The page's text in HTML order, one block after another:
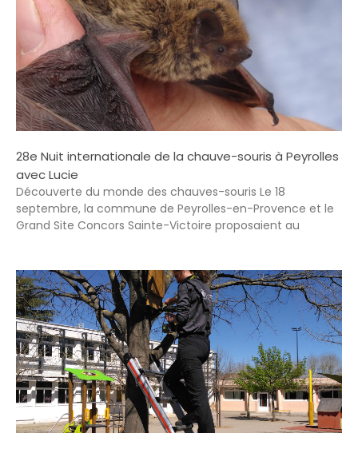
28e Nuit internationale de la chauve-souris à Peyrolles
avec Lucie
Découverte du monde des chauves-souris Le 18
septembre, la commune de Peyrolles-en-Provence et le
Grand Site Concors Sainte-Victoire proposaient au